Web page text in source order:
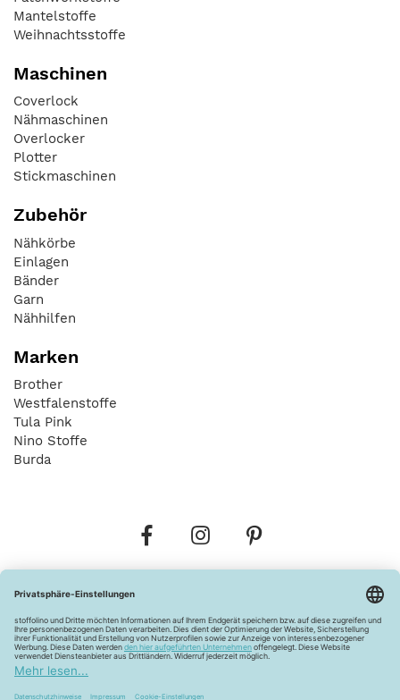
Mantelstoffe
Weihnachtsstoffe
Maschinen
Coverlock
Nähmaschinen
Overlocker
Plotter
Stickmaschinen
Zubehör
Nähkörbe
Einlagen
Bänder
Garn
Nähhilfen
Marken
Brother
Westfalenstoffe
Tula Pink
Nino Stoffe
Burda
Widerrufsbelehrung Vertrag widerrufen
Barrierefreiheitserklärung